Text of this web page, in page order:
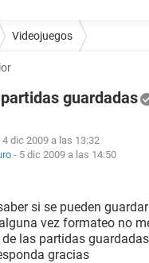
Videojuegos
guardadas
4 dic 2009 a las 13:32
- 5 dic 2009 a las 14:50
si se pueden
vez formateo no
las partidas
gracias